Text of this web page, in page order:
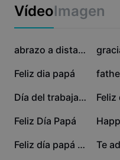
Caption templates
Marketing
Industry templates
Recap templates
Trust Center
Help Center
Newsroom
About CapCut's
Dreamina Seedance
VídeoImagen
672,8 mil abrazo a distancia 65,1
58,8 mil
Feliz dia papá 26
22,1 mil Día del trabajador 3,7
Feliz
3,2 mil
Feliz Día Papá 2,5
771 Feliz día papá Foto 637
Te